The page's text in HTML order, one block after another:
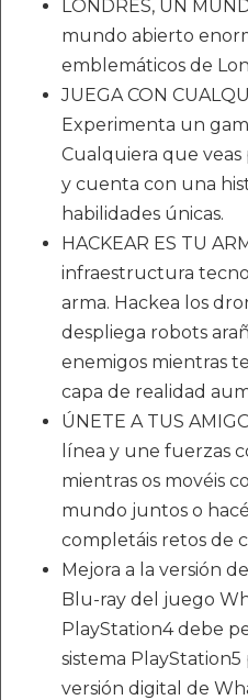
LONDRES, UN
mundo abierto
emblemáticos de
JUEGA CON
Experimenta un
Cualquiera que
y cuenta con una
habilidades únicas.
HACKEAR ES TU
infraestructura
arma. Hackea los
despliega robots
enemigos mientras
capa de realidad
ÚNETE A TUS
línea y une fuerzas
mientras os movéis
mundo juntos o
completáis retos de
Mejora a la versión
Blu-ray del juego
PlayStation4 debe
sistema
versión digital de